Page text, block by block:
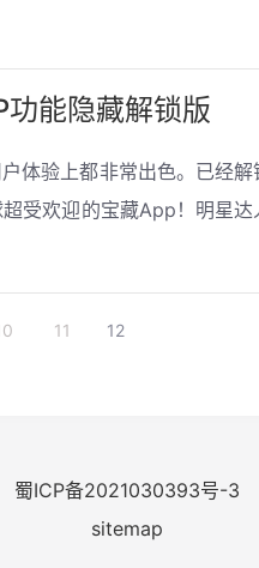
、工作还是生活中的各种场
能隐藏解锁版
体验上都非常出色。已经
受欢迎的宝藏App！明星达
，兼容华为设备，纯净版。
！赶快去下载吧！不容错过
11 12
蜀ICP备2021030393号-3
sitemap